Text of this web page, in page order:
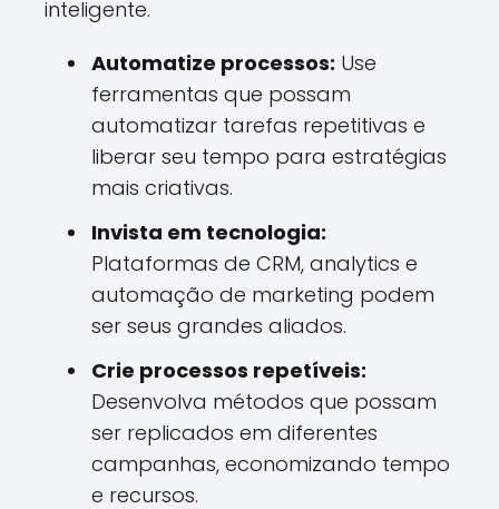
inteligente.
Automatize processos: Use
ferramentas que possam
automatizar tarefas repetitivas e
liberar seu tempo para estratégias
mais criativas.
Invista em tecnologia:
Plataformas de CRM, analytics e
automação de marketing podem
ser seus grandes aliados.
Crie processos repetíveis:
Desenvolva métodos que possam
ser replicados em diferentes
campanhas, economizando tempo
e recursos.